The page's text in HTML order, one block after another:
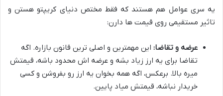
یه سری عوامل هم هستند که فقط مختص دنیای کریپتو هستن و
تاثیر مستقیمی روی قیمت ها دارن:
عرضه و تقاضا: این مهمترین و اصلی ترین قانون بازاره. اگه
تقاضا برای یه ارز زیاد بشه و عرضه اش محدود باشه، قیمتش
میره بالا. برعکس، اگه همه بخوان یه ارز رو بفروشن و کسی
خریدار نباشه، قیمتش میاد پایین.